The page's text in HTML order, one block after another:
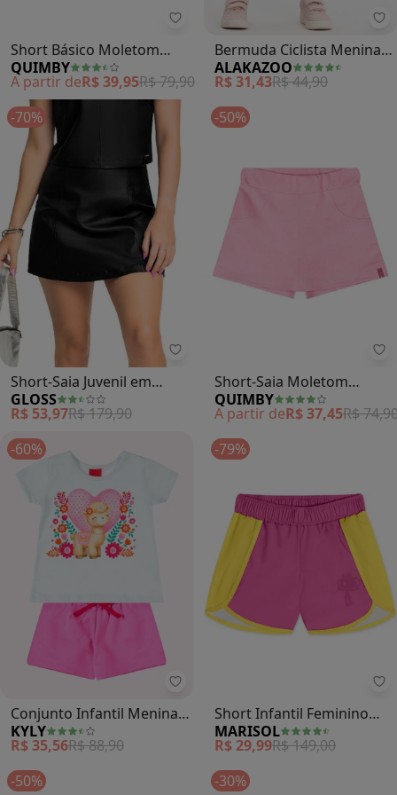
Quimby - Short Básico Moletom
Short Básico Moletom
Menina (Azul)
QUIMBY
A partir deR$ 39,95R$ 79,90
Bermuda Ciclista Menina
em Malha Cotton (Rosa)
ALAKAZOO
R$ 31,43R$ 44,90
-70%
Gloss - Short-Saia Juvenil em
Short-Saia Juvenil em
Tecido Bengaline (Preto)
GLOSS
R$ 53,97R$ 179,90
-50%
Short-Saia Moletom
Menina (Rosa)
QUIMBY
A partir deR$ 37,45R$
-60%
Kyly - Conjunto Infantil Menina
Conjunto Infantil Menina
Strass (Branco)
KYLY
R$ 35,56R$ 88,90
-79%
Short Infantil Feminino
(Rosa)
MARISOL
R$ 29,99R$ 149,00
-50%
-30%